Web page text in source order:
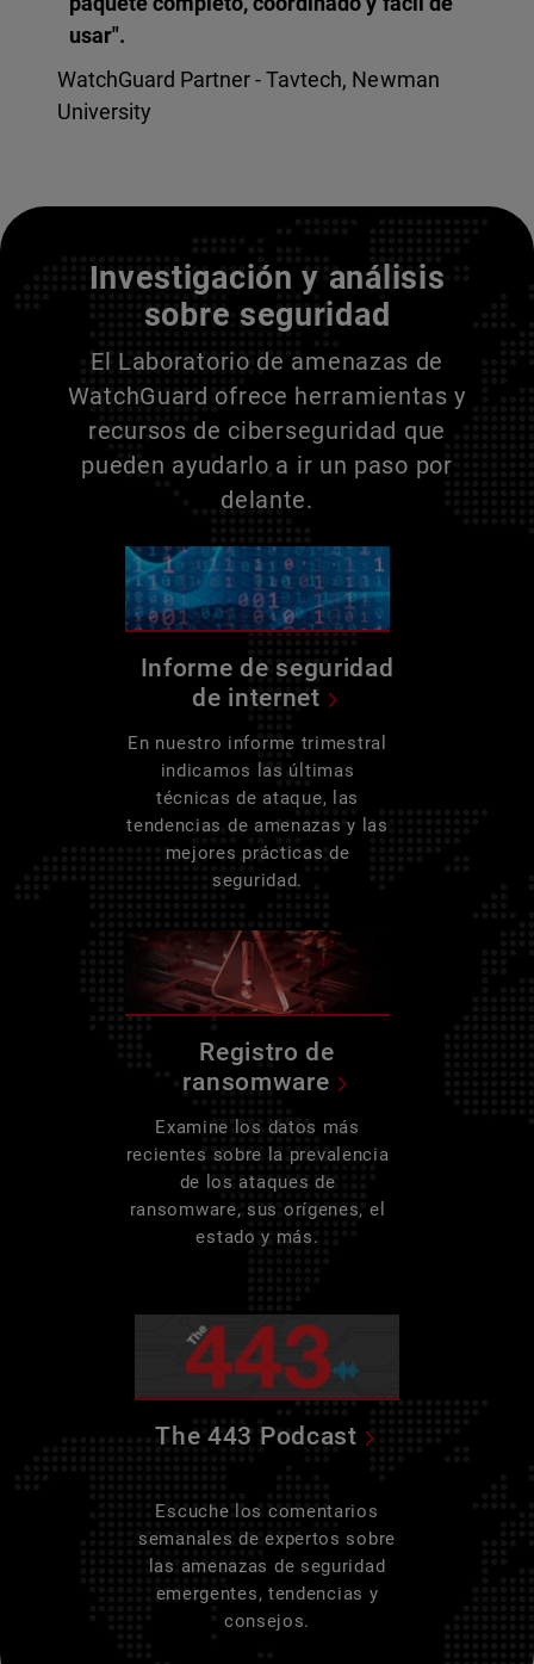
usar".
WatchGuard Partner - Tavtech, Newman
University
Investigación y análisis
sobre seguridad
El Laboratorio de amenazas de
WatchGuard ofrece herramientas y
recursos de ciberseguridad que
pueden ayudarlo a ir un paso por
delante.
Informe de seguridad
de internet
En nuestro informe trimestral
indicamos las últimas
técnicas de ataque, las
tendencias de amenazas y las
mejores prácticas de
seguridad.
Registro de
ransomware
Examine los datos más
recientes sobre la prevalencia
de los ataques de
ransomware, sus orígenes, el
estado y más.
The 443 Podcast
Escuche los comentarios
semanales de expertos sobre
las amenazas de seguridad
emergentes, tendencias y
consejos.